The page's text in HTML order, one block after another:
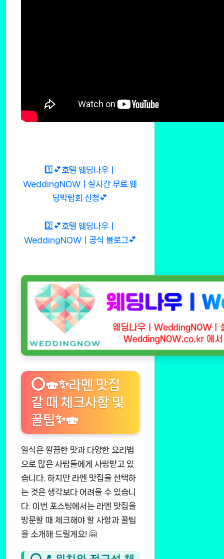
1️⃣💕호텔 웨딩나우ㅣ
WeddingNOWㅣ실시간 무료 웨
딩박람회 신청💕
2️⃣💕호텔 웨딩나우ㅣ
WeddingNOWㅣ공식 블로그💕
⭕🍣✨라멘 맛집
갈 때 체크사항 및
꿀팁✨🍣
일식은 깔끔한 맛과 다양한 요리법
으로 많은 사람들에게 사랑받고 있
습니다. 하지만 라멘 맛집을 선택하
는 것은 생각보다 어려울 수 있습니
다. 이번 포스팅에서는 라멘 맛집을
방문할 때 체크해야 할 사항과 꿀팁
을 소개해 드릴게요! 🤗